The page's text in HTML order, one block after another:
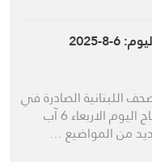
8-2025
اللبنانية الصادرة في
بيروت صباح اليوم الاربعاء 6 آب